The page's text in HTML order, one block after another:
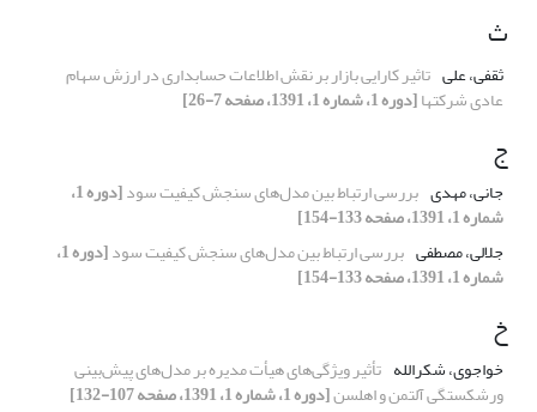
ث
ثقفی، علی تاثیر کارایی بازار بر نقش اطلاعات حسابداری در ارزش سهام
عادی شرکتها[دوره 1، شماره 1، 1391، صفحه 7-26]
ج
جانی، مهدی بررسی ارتباط بین مدل‌های سنجش کیفیت سود [دوره 1،
شماره 1، 1391، صفحه 133-154]
جلالی، مصطفی بررسی ارتباط بین مدل‌های سنجش کیفیت سود [دوره 1،
شماره 1، 1391، صفحه 133-154]
خ
خواجوی، شکرالله تأثیر ویژگی‌های هیأت مدیره بر مدل‌های پیش‌بینی
ورشکستگی آلتمن و اهلسن[دوره 1، شماره 1، 1391، صفحه 107-132]